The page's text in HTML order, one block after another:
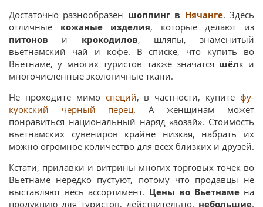
Достаточно разнообразен шоппинг в Нячанге. Здесь
отличные кожаные изделия, которые делают из
питонов и крокодилов, шляпы, знаменитый
вьетнамский чай и кофе. В списке, что купить во
Вьетнаме, у многих туристов также значатся шёлк и
многочисленные экологичные ткани.
Не проходите мимо специй, в частности, купитефу-
куокский черный перец. А женщинам может
понравиться национальный наряд «аозай». Стоимость
вьетнамских сувениров крайне низкая, набрать их
можно огромное количество для всех близких и друзей.
Кстати, прилавки и витрины многих торговых точек во
Вьетнаме нередко пустуют, потому что продавцы не
выставляют весь ассортимент. Цены во Вьетнамена
продукцию для туристов, действительно, небольшие.